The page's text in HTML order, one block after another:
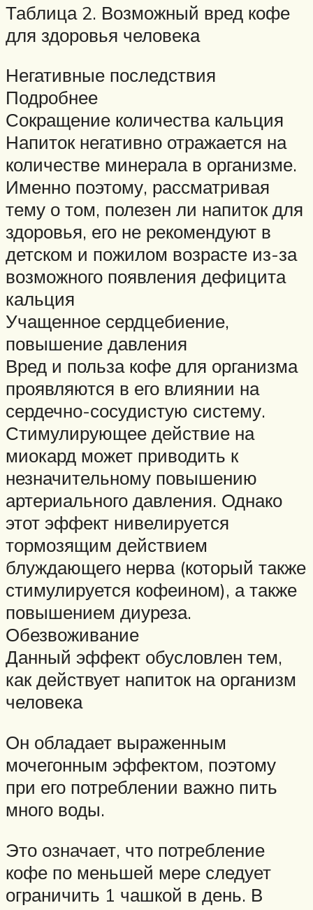
Таблица 2. Возможный вред кофе
для здоровья человека
Негативные последствия
Подробнее
Сокращение количества кальция
Напиток негативно отражается на
количестве минерала в организме.
Именно поэтому, рассматривая
тему о том, полезен ли напиток для
здоровья, его не рекомендуют в
детском и пожилом возрасте из-за
возможного появления дефицита
кальция
Учащенное сердцебиение,
повышение давления
Вред и польза кофе для организма
проявляются в его влиянии на
сердечно-сосудистую систему.
Стимулирующее действие на
миокард может приводить к
незначительному повышению
артериального давления. Однако
этот эффект нивелируется
тормозящим действием
блуждающего нерва (который также
стимулируется кофеином), а также
повышением диуреза.
Обезвоживание
Данный эффект обусловлен тем,
как действует напиток на организм
человека
Он обладает выраженным
мочегонным эффектом, поэтому
при его потреблении важно пить
много воды.
Это означает, что потребление
кофе по меньшей мере следует
ограничить 1 чашкой в день. В